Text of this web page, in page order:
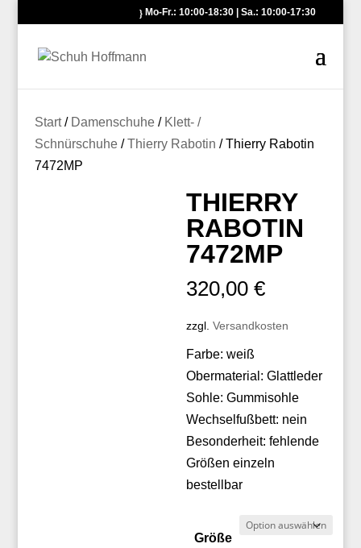
Mo-Fr.: 10:00-18:30 | Sa.: 10:00-17:30
Start/ Damenschuhe/ Klett- /
Schnürschuhe/Thierry Rabotin / Thierry Rabotin
7472MP
THIERRY
RABOTIN
7472MP
320,00€
zzgl.Versandkosten
Farbe: weiß
Obermaterial: Glattleder
Sohle: Gummisohle
Wechselfußbett: nein
Besonderheit: fehlende
Größen einzeln
bestellbar
Größe